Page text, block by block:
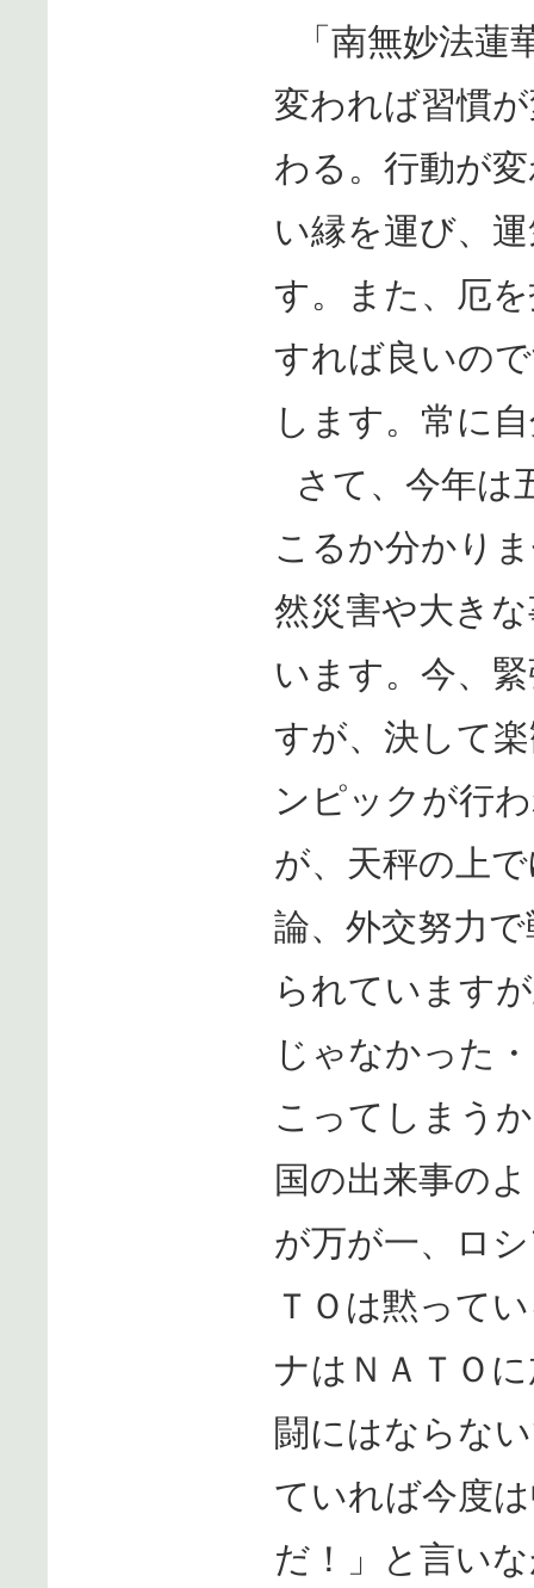
「南無妙法
変われば習慣
わる。行動が
い縁を運び、
す。また、厄
すれば良いの
します。常に
さて、今年は
こるか分かり
然災害や大き
います。今、
すが、決して
ンピックが行
が、天秤の上
論、外交努力
られています
じゃなかった
こってしまう
国の出来事の
が万が一、ロ
ＴＯは黙って
ナはＮＡＴＯ
闘にはならな
ていれば今度
だ！」と言い